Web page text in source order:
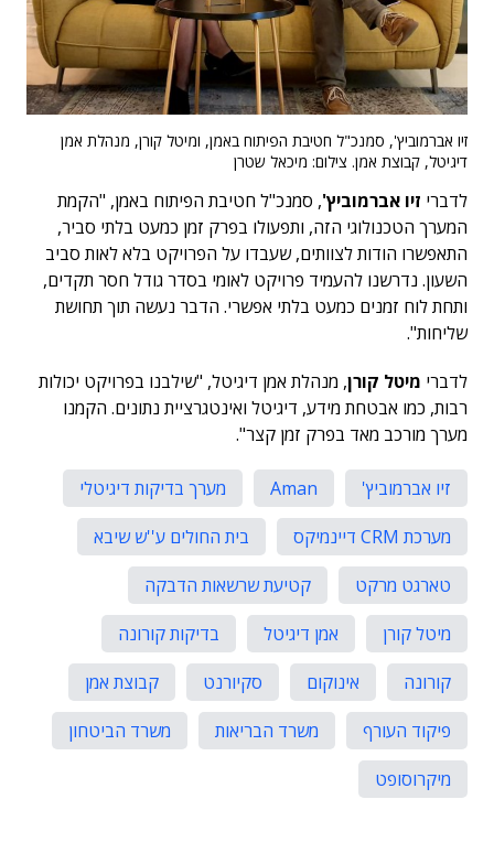
זיו אברמוביץ', סמנכ"ל חטיבת הפיתוח באמן, ומיטל קורן, מנהלת אמן
דיגיטל, קבוצת אמן. צילום: מיכאל שטרן
לדברי זיו אברמוביץ', סמנכ"ל חטיבת הפיתוח באמן, "הקמת
המערך הטכנולוגי הזה, ותפעולו בפרק זמן כמעט בלתי סביר,
התאפשרו הודות לצוותים, שעבדו על הפרויקט בלא לאות סביב
השעון. נדרשנו להעמיד פרויקט לאומי בסדר גודל חסר תקדים,
ותחת לוח זמנים כמעט בלתי אפשרי. הדבר נעשה תוך תחושת
שליחות".
לדברי מיטל קורן, מנהלת אמן דיגיטל, "שילבנו בפרויקט יכולות
רבות, כמו אבטחת מידע, דיגיטל ואינטגרציית נתונים. הקמנו
מערך מורכב מאד בפרק זמן קצר".
זיו אברמוביץ' Aman
מערך בדיקות דיגיטלי
מערכת CRM דיינמיקס
בית החולים ע''ש שיבא
טארגט מרקט
קטיעת שרשאות הדבקה
מיטל קורן
אמן דיגיטל
בדיקות קורונה
קורונה
אינוקום סקיורנט
קבוצת אמן
פיקוד העורף
משרד הבריאות
משרד הביטחון
מיקרוסופט